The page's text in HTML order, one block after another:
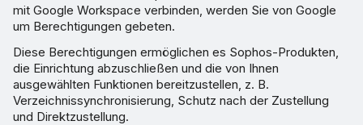
mit Google Workspace verbinden, werden Sie von Google
um Berechtigungen gebeten.
Diese Berechtigungen ermöglichen es Sophos-Produkten,
die Einrichtung abzuschließen und die von Ihnen
ausgewählten Funktionen bereitzustellen, z. B.
Verzeichnissynchronisierung, Schutz nach der Zustellung
und Direktzustellung.